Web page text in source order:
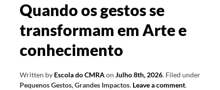
Quando os gestos se
transformam em Arte e
conhecimento
Written by Escola do CMRAon Julho 8th, 2026. Filed under
Pequenos Gestos, Grandes Impactos. Leave a comment.